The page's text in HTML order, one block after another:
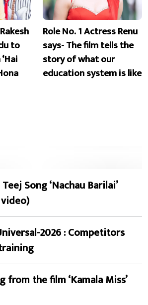
to
Role No. 1 Actress Renu
says- The film tells the
story of what our
education system is like
Teej Song ‘Nachau Barilai’
2026 : Competitors
from the film ‘Kamala Miss’